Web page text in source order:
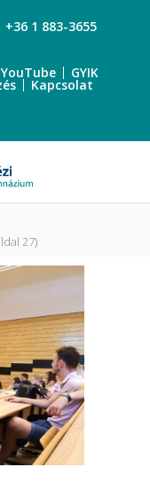
+36 1 883-3655
YouTube GYIK
Kapcsolat
27)